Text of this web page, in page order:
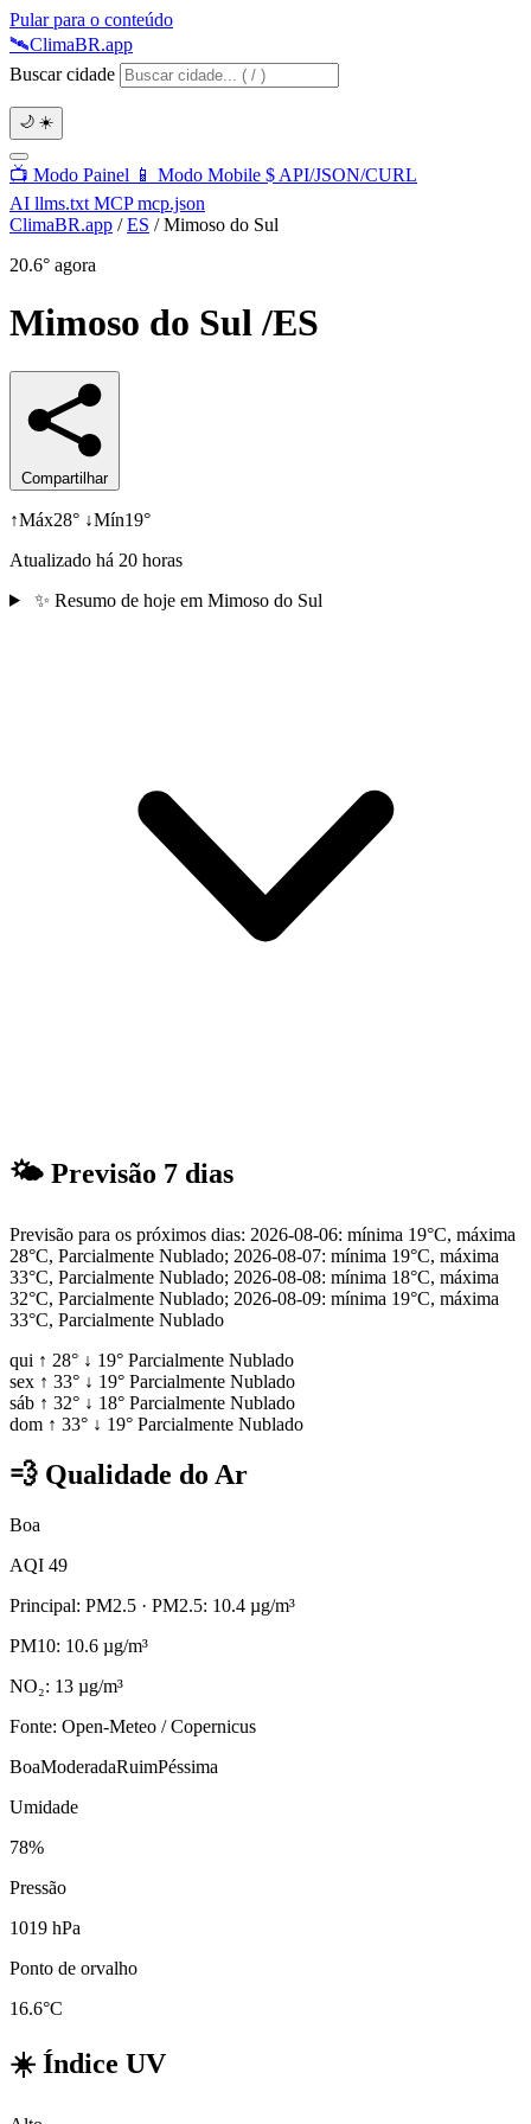
Pular para o conteúdo
🛰️ClimaBR.app
Buscar cidade
🌙 ☀️
📺 Modo Painel 📱 Modo Mobile $ API/JSON/CURL
AI llms.txt MCPmcp.json
ClimaBR.app / ES / Mimoso do Sul
20.6° agora
Mimoso do Sul/ES
Compartilhar
↑Máx28° ↓Mín19°
Atualizado há 20 horas
✨ Resumo de hoje em Mimoso do Sul
🌤 Previsão 7 dias
Previsão para os próximos dias: 2026-08-06: mínima 19°C, máxima
28°C, Parcialmente Nublado; 2026-08-07: mínima 19°C, máxima
33°C, Parcialmente Nublado; 2026-08-08: mínima 18°C, máxima
32°C, Parcialmente Nublado; 2026-08-09: mínima 19°C, máxima
33°C, Parcialmente Nublado
qui ↑ 28° ↓ 19° Parcialmente Nublado
sex ↑ 33° ↓ 19° Parcialmente Nublado
sáb ↑ 32° ↓ 18° Parcialmente Nublado
dom ↑ 33° ↓ 19° Parcialmente Nublado
💨 Qualidade do Ar
Boa
AQI 49
Principal: PM2.5 · PM2.5: 10.4 µg/m³
PM10: 10.6 µg/m³
NO₂: 13 µg/m³
Fonte: Open-Meteo / Copernicus
BoaModeradaRuimPéssima
Umidade
78%
Pressão
1019 hPa
Ponto de orvalho
16.6°C
☀️ Índice UV